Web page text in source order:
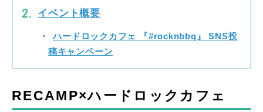
イベント概要
ハードロックカフェ 『#rocknbbq』 SNS投
稿キャンペーン
RECAMP×ハードロックカフェ